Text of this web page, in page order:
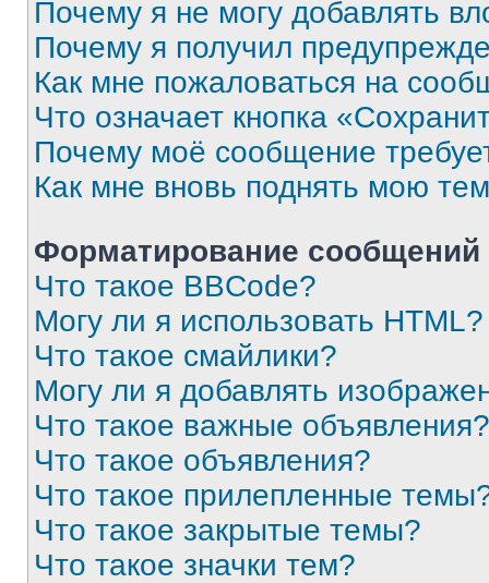
Почему я не могу добавлять
Почему я получил
Как мне пожаловаться на
Что означает кнопка
Почему моё сообщение
Как мне вновь поднять мою
Форматирование
Что такое BBCode?
Могу ли я использовать HTML?
Что такое смайлики?
Могу ли я добавлять
Что такое важные объявления?
Что такое объявления?
Что такое прилепленные
Что такое закрытые темы?
Что такое значки тем?